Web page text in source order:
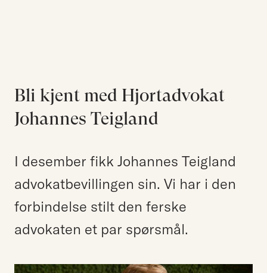
Karriere
Kontakt oss
Hjort Bridge
Søk etter:
Bli kjent med Hjortadvokat
Johannes Teigland
I desember fikk Johannes Teigland
advokatbevillingen sin. Vi har i den
forbindelse stilt den ferske
advokaten et par spørsmål.